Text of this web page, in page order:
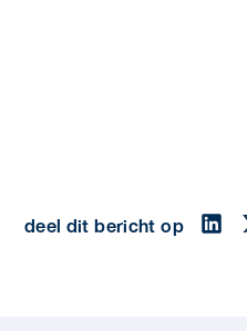
deel dit bericht op